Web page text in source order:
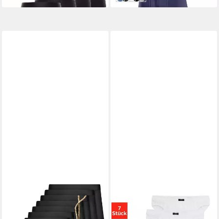
Boxershorts Unterhosen
Herren 10er Pack
Slip Herren Unterhose (Dose,
7-St) Wochenration in einer